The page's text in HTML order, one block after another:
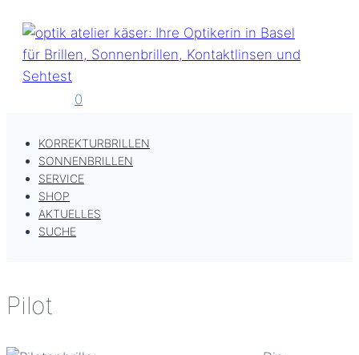
Inhalt
springen
0
KORREKTURBRILLEN
SONNENBRILLEN
SERVICE
SHOP
AKTUELLES
SUCHE
Pilot